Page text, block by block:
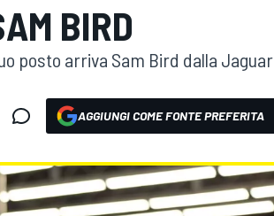
BIRD
posto arriva Sam Bird dalla Jaguar
AGGIUNGI COME FONTE PREFERITA